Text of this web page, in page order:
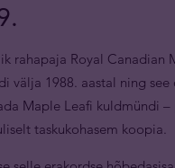
rahapaja Royal Canadian
välja 1988. aastal ning
Maple Leafi kuldmündi
taskukohasem koopia.